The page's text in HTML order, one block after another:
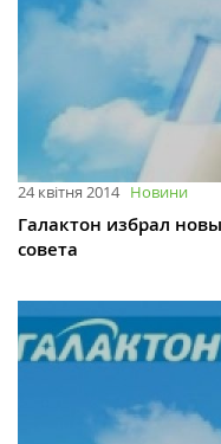
24 квітня 2014 Новини
Галактон избрал
совета